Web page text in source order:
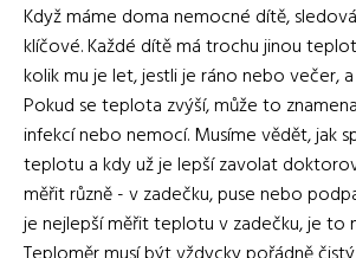
Když máme doma nemocné dítě,
klíčové. Každé dítě má trochu jinou
kolik mu je let, jestli je ráno nebo večer,
Pokud se teplota zvýší, může to
infekcí nebo nemocí. Musíme vědět, jak
teplotu a kdy už je lepší zavolat
měřit různě - v zadečku, puse nebo
je nejlepší měřit teplotu v zadečku, je to